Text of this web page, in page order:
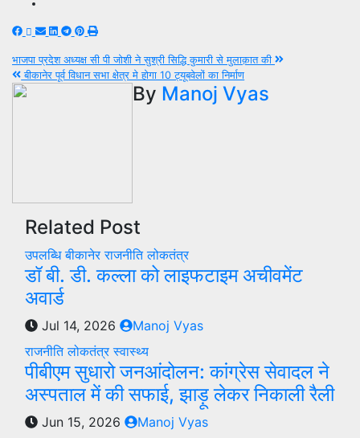
Post
navigation
भाजपा प्रदेश अध्यक्ष सी पी जोशी ने सुश्री सिद्धि कुमारी से मुलाक़ात की
बीकानेर पूर्व विधान सभा क्षेत्र मे होगा 10 ट्यूबवेलों का निर्माण
By Manoj Vyas
Related Post
उपलब्धिबीकानेरराजनीतिलोकतंत्र
डॉ बी. डी. कल्ला को लाइफटाइम अचीवमेंट
अवार्ड
Jul 14, 2026
Manoj Vyas
राजनीतिलोकतंत्रस्वास्थ्य
पीबीएम सुधारो जनआंदोलन: कांग्रेस सेवादल ने
अस्पताल में की सफाई, झाड़ू लेकर निकाली रैली
Jun 15, 2026
Manoj Vyas